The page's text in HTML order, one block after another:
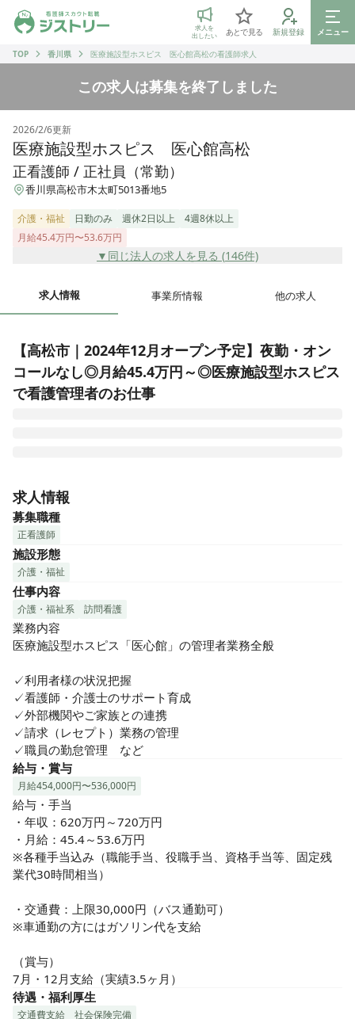
ジストリー 看護師の転職マッチング
求人を
出したい
あとで見る 新規登録
メニュー
TOP
香川県 医療施設型ホスピス 医心館高松の看護師求人
この求人は募集を終了しました
2026/2/6更新
医療施設型ホスピス 医心館高松
正看護師 / 正社員（常勤）
香川県高松市木太町5013番地5
介護・福祉 日勤のみ 週休2日以上
4週8休以上
月給45.4万円〜53.6万円
▼同じ法人の求人を見る (146件)
求人情報 事業所情報 他の求人
【高松市｜2024年12月オープン予定】夜勤・オン
コールなし◎月給45.4万円～◎医療施設型ホスピス
で看護管理者のお仕事
高い方をお受け入れし、大切な時間を穏やかに過ごしていた
だくための、安らぎの療養の場です。医療施設型ホスピスと
して皆様からのニーズにお応えし、療養環境の地域間格差の
是正に貢献するため、全国各地で医心館を展開しています。
終末期のがんや神経変性疾患を患う方、人工呼吸器を使用し
ている方、頻繁な喀痰吸引が必要な方――などの医療依存度
が高い方々。そうした方々に安心して療養生活を送っていた
だくため、充実の人員体制を整えています。
管理者としてチームをまとめる役割を担う「看護管理者」を
募集いたします。
求人情報
募集職種
正看護師
施設形態
介護・福祉
仕事内容
介護・福祉系 訪問看護
業務内容
医療施設型ホスピス「医心館」の管理者業務全般
✓利用者様の状況把握
✓看護師・介護士のサポート育成
✓外部機関やご家族との連携
✓請求（レセプト）業務の管理
✓職員の勤怠管理　など
給与・賞与
月給454,000円〜536,000円
給与・手当
・年収：620万円～720万円
・月給：45.4～53.6万円
※各種手当込み（職能手当、役職手当、資格手当等、固定残
業代30時間相当）
・交通費：上限30,000円（バス通勤可）
※車通勤の方にはガソリン代を支給
（賞与）
7月・12月支給（実績3.5ヶ月）
待遇・福利厚生
交通費支給 社会保険完備